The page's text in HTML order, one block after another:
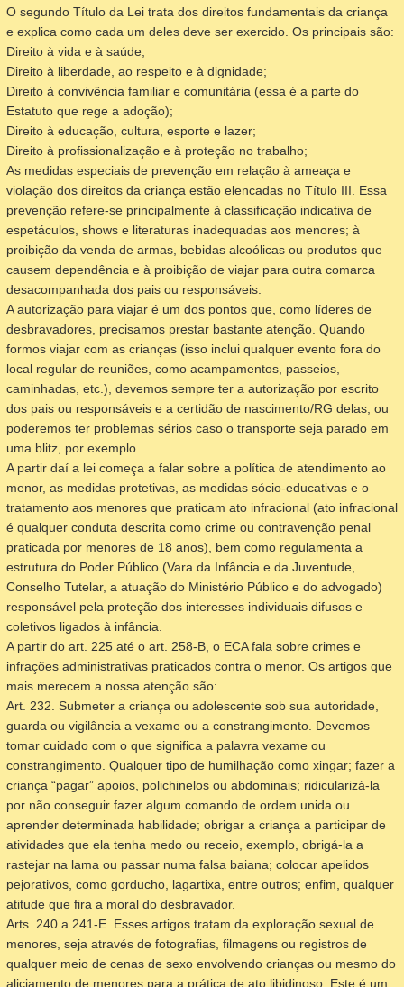
O segundo Título da Lei trata dos direitos fundamentais da criança
e explica como cada um deles deve ser exercido. Os principais são:
Direito à vida e à saúde;
Direito à liberdade, ao respeito e à dignidade;
Direito à convivência familiar e comunitária (essa é a parte do
Estatuto que rege a adoção);
Direito à educação, cultura, esporte e lazer;
Direito à profissionalização e à proteção no trabalho;
As medidas especiais de prevenção em relação à ameaça e
violação dos direitos da criança estão elencadas no Título III. Essa
prevenção refere-se principalmente à classificação indicativa de
espetáculos, shows e literaturas inadequadas aos menores; à
proibição da venda de armas, bebidas alcoólicas ou produtos que
causem dependência e à proibição de viajar para outra comarca
desacompanhada dos pais ou responsáveis.
A autorização para viajar é um dos pontos que, como líderes de
desbravadores, precisamos prestar bastante atenção. Quando
formos viajar com as crianças (isso inclui qualquer evento fora do
local regular de reuniões, como acampamentos, passeios,
caminhadas, etc.), devemos sempre ter a autorização por escrito
dos pais ou responsáveis e a certidão de nascimento/RG delas, ou
poderemos ter problemas sérios caso o transporte seja parado em
uma blitz, por exemplo.
A partir daí a lei começa a falar sobre a política de atendimento ao
menor, as medidas protetivas, as medidas sócio-educativas e o
tratamento aos menores que praticam ato infracional (ato infracional
é qualquer conduta descrita como crime ou contravenção penal
praticada por menores de 18 anos), bem como regulamenta a
estrutura do Poder Público (Vara da Infância e da Juventude,
Conselho Tutelar, a atuação do Ministério Público e do advogado)
responsável pela proteção dos interesses individuais difusos e
coletivos ligados à infância.
A partir do art. 225 até o art. 258-B, o ECA fala sobre crimes e
infrações administrativas praticados contra o menor. Os artigos que
mais merecem a nossa atenção são:
Art. 232. Submeter a criança ou adolescente sob sua autoridade,
guarda ou vigilância a vexame ou a constrangimento. Devemos
tomar cuidado com o que significa a palavra vexame ou
constrangimento. Qualquer tipo de humilhação como xingar; fazer a
criança “pagar” apoios, polichinelos ou abdominais; ridicularizá-la
por não conseguir fazer algum comando de ordem unida ou
aprender determinada habilidade; obrigar a criança a participar de
atividades que ela tenha medo ou receio, exemplo, obrigá-la a
rastejar na lama ou passar numa falsa baiana; colocar apelidos
pejorativos, como gorducho, lagartixa, entre outros; enfim, qualquer
atitude que fira a moral do desbravador.
Arts. 240 a 241-E. Esses artigos tratam da exploração sexual de
menores, seja através de fotografias, filmagens ou registros de
qualquer meio de cenas de sexo envolvendo crianças ou mesmo do
aliciamento de menores para a prática de ato libidinoso. Este é um